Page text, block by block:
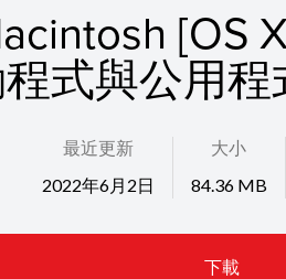
[OS
式與公用程
最近更新
2022年6月2日
大小
84.36 MB
下載